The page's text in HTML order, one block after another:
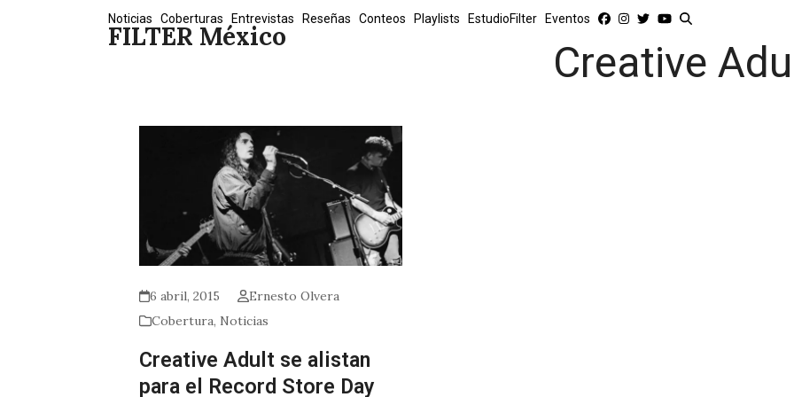
FILTER México
Noticias Coberturas Entrevistas Reseñas Conteos Playlists EstudioFilter Eventos
Creative
6 abril, 2015
Ernesto Olvera
Cobertura, Noticias
Creative Adult se alistan
para el Record Store Day